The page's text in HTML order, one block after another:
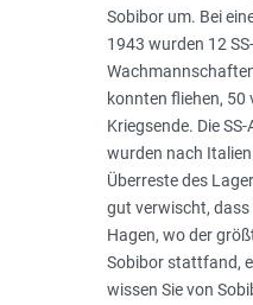
Sobibor um. Bei
1943 wurden 12
konnten fliehen, 50
Kriegsende. Die
wurden nach
Überreste des
gut verwischt, dass
Hagen, wo der
Sobibor stattfand,
wissen Sie von